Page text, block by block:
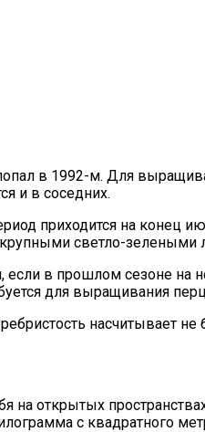
в 1992-м. Для
и в соседних.
приходится на конец
светло-
в прошлом сезоне на
для выращивания
насчитывает не
на открытых
с квадратного